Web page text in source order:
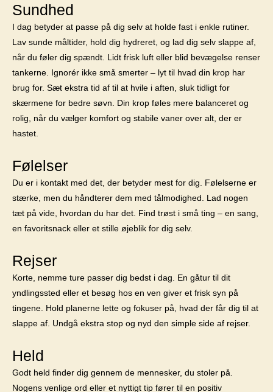
Sundhed
I dag betyder at passe på dig selv at holde fast i enkle rutiner.
Lav sunde måltider, hold dig hydreret, og lad dig selv slappe af,
når du føler dig spændt. Lidt frisk luft eller blid bevægelse renser
tankerne. Ignorér ikke små smerter – lyt til hvad din krop har
brug for. Sæt ekstra tid af til at hvile i aften, sluk tidligt for
skærmene for bedre søvn. Din krop føles mere balanceret og
rolig, når du vælger komfort og stabile vaner over alt, der er
hastet.
Følelser
Du er i kontakt med det, der betyder mest for dig. Følelserne er
stærke, men du håndterer dem med tålmodighed. Lad nogen
tæt på vide, hvordan du har det. Find trøst i små ting – en sang,
en favoritsnack eller et stille øjeblik for dig selv.
Rejser
Korte, nemme ture passer dig bedst i dag. En gåtur til dit
yndlingssted eller et besøg hos en ven giver et frisk syn på
tingene. Hold planerne lette og fokuser på, hvad der får dig til at
slappe af. Undgå ekstra stop og nyd den simple side af rejser.
Held
Godt held finder dig gennem de mennesker, du stoler på.
Nogens venlige ord eller et nyttigt tip fører til en positiv